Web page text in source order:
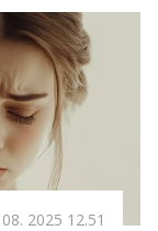
ki
2025 12.51